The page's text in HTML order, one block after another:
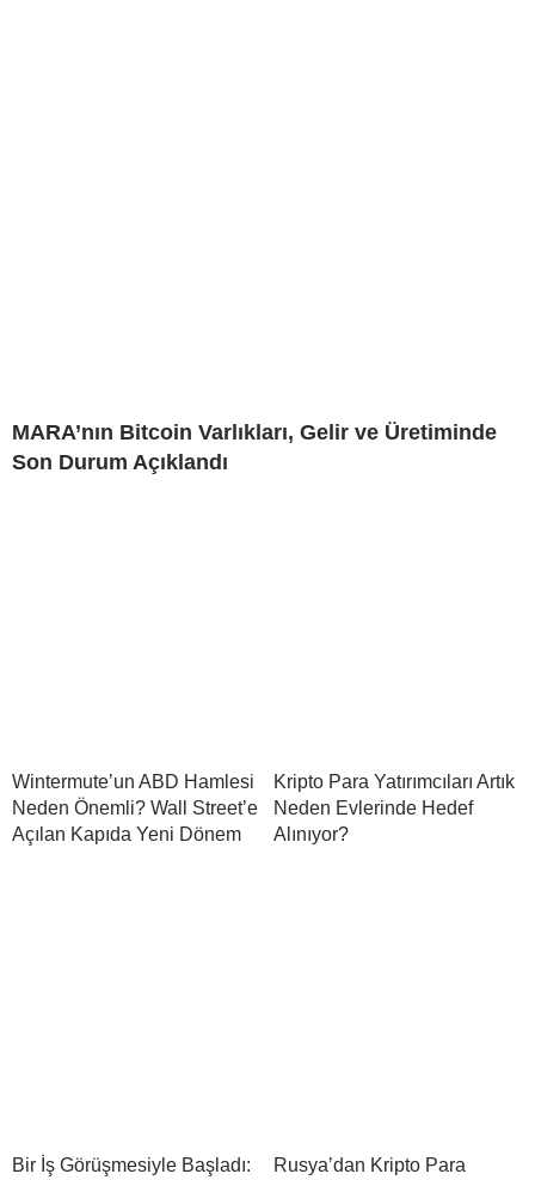
MARA’nın Bitcoin Varlıkları, Gelir ve Üretiminde
Son Durum Açıklandı
Wintermute’un ABD Hamlesi
Neden Önemli? Wall Street’e
Açılan Kapıda Yeni Dönem
Kripto Para Yatırımcıları Artık
Neden Evlerinde Hedef
Alınıyor?
Bir İş Görüşmesiyle Başladı: Rusya’dan Kripto Para